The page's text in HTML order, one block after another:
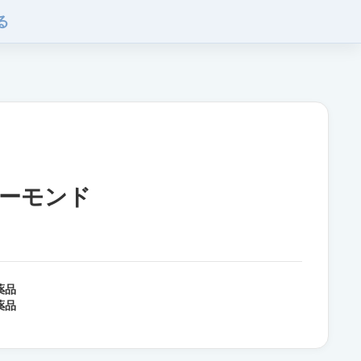
モンド
品
品